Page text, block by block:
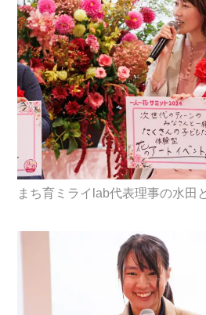
まち育ミライlab代表理事の水田